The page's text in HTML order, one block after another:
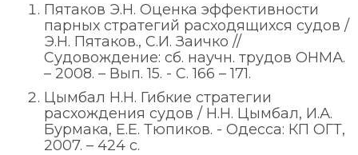
Пятаков Э.Н. Оценка эффективности
парных стратегий расходящихся судов /
Э.Н. Пятаков., С.И. Заичко //
Судовождение: сб. научн. трудов ОНМА.
– 2008. – Вып. 15. - С. 166 – 171.
Цымбал Н.Н. Гибкие стратегии
расхождения судов / Н.Н. Цымбал, И.А.
Бурмака, Е.Е. Тюпиков. - Одесса: КП ОГТ,
2007. – 424 с.